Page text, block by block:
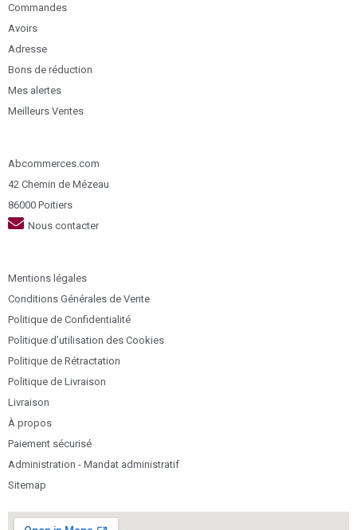
Commandes
Avoirs
Adresse
Bons de réduction
Mes alertes
Meilleurs Ventes
Abcommerces.com
42 Chemin de Mézeau
86000 Poitiers
Nous contacter
Mentions légales
Conditions Générales de Vente
Politique de Confidentialité
Politique d’utilisation des Cookies
Politique de Rétractation
Politique de Livraison
Livraison
À propos
Paiement sécurisé
Administration - Mandat administratif
Sitemap